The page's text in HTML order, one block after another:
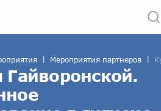
Мероприятия партнеров